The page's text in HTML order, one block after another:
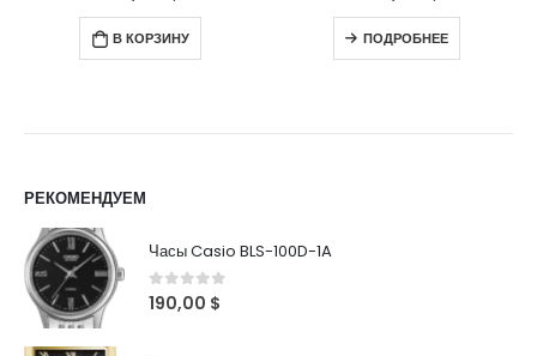
В КОРЗИНУ ПОДРОБНЕЕ
РЕКОМЕНДУЕМ
Часы Casio BLS-100D-1A
0out of 5
190,00 $